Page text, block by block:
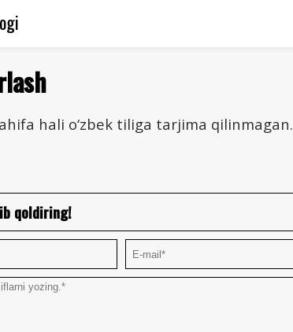
hali o‘zbek tiliga tarjima qilinmagan.
qoldiring!